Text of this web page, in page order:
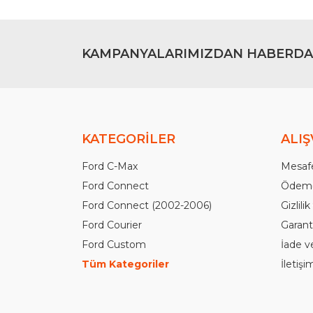
KAMPANYALARIMIZDAN
KATEGORİLER
Ford C-Max
Ford Connect
Ford Connect (2002-2006)
Ford Courier
Ford Custom
Tüm Kategoriler
İade